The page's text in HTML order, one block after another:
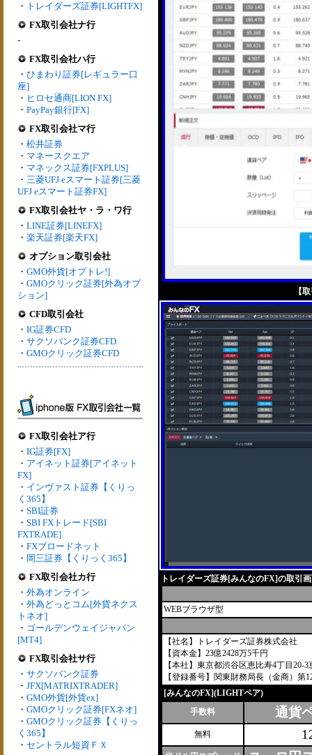
・ トレイダーズ証券[LIGHTFX]
FX取引会社ナ行
-
FX取引会社ハ行
・ ひまわり証券[レギュラー口
座]
・ ヒロセ通商[LION FX]
・ PayPay銀行[FX]
FX取引会社マ行
・ 松井証券
・ マネースクエア
・ マネックス証券[FXPLUS]
・ 三菱UFJ eスマート証券[三菱
UFJ eスマート証券FX]
FX取引会社ヤ・ラ・ワ行
・ LINE証券[LINEFX]
・ 楽天証券[楽天FX]
オプション取引会社
・ GMO外貨[オプトレ!]
・ GMOクリック証券[外為オプ
ション]
CFD取引会社
・ IG証券CFD
・ サクソバンク証券CFD
・ GMOクリック証券CFD
FX取引会社ア行
・ IG証券[FX]
・ アイネット証券[アイネット
FX]
・ インヴァスト証券【くりっ
く365】
・ SBI証券
・ SBI FXトレード[SBI
FXTRADE]
・ FXブロードネット
・ 岡三証券【くりっく365】
FX取引会社カ行
・ 外為オンライン
・ 外為どっとコム[外貨ネクス
トネオ]
・ ゴールデンウェイジャパン
[MT4]
FX取引会社サ行
・ サクソバンク証券
・ JFX[MATRIXTRADER]
・ GMO外貨[外貨ex]
・ GMOクリック証券[FXネオ]
・ GMOクリック証券【くりっ
く365】
・ セントラル短資ＦＸ
【
トレイダーズ証券[みんなのFX]の取引
WEBブラウザ型
【社名】トレイダーズ証券株式会社
【資本金】23億2428万5千円
【本社】東京都渋谷区恵比寿4丁目20-
【登録番号】関東財務局長（金商）第
[みんなのFX](LIGHTペア)
手数料
通貨
無料